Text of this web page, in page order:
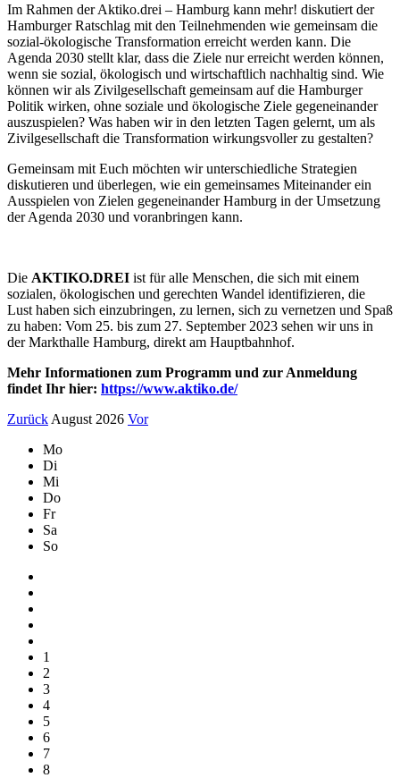
Im Rahmen der Aktiko.drei – Hamburg kann mehr! diskutiert der
Hamburger Ratschlag mit den Teilnehmenden wie gemeinsam die
sozial-ökologische Transformation erreicht werden kann. Die
Agenda 2030 stellt klar, dass die Ziele nur erreicht werden können,
wenn sie sozial, ökologisch und wirtschaftlich nachhaltig sind. Wie
können wir als Zivilgesellschaft gemeinsam auf die Hamburger
Politik wirken, ohne soziale und ökologische Ziele gegeneinander
auszuspielen? Was haben wir in den letzten Tagen gelernt, um als
Zivilgesellschaft die Transformation wirkungsvoller zu gestalten?
Gemeinsam mit Euch möchten wir unterschiedliche Strategien
diskutieren und überlegen, wie ein gemeinsames Miteinander ein
Ausspielen von Zielen gegeneinander Hamburg in der Umsetzung
der Agenda 2030 und voranbringen kann.
Die AKTIKO.DREI ist für alle Menschen, die sich mit einem
sozialen, ökologischen und gerechten Wandel identifizieren, die
Lust haben sich einzubringen, zu lernen, sich zu vernetzen und Spaß
zu haben: Vom 25. bis zum 27. September 2023 sehen wir uns in
der Markthalle Hamburg, direkt am Hauptbahnhof.
Mehr Informationen zum Programm und zur Anmeldung
findet Ihr hier: https://www.aktiko.de/
Zurück August 2026 Vor
Mo
Di
Mi
Do
Fr
Sa
So
1
2
3
4
5
6
7
8